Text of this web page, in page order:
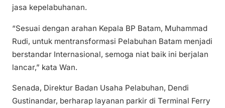
jasa kepelabuhanan.
“Sesuai dengan arahan Kepala BP Batam, Muhammad
Rudi, untuk mentransformasi Pelabuhan Batam menjadi
berstandar Internasional, semoga niat baik ini berjalan
lancar,” kata Wan.
Senada, Direktur Badan Usaha Pelabuhan, Dendi
Gustinandar, berharap layanan parkir di Terminal Ferry